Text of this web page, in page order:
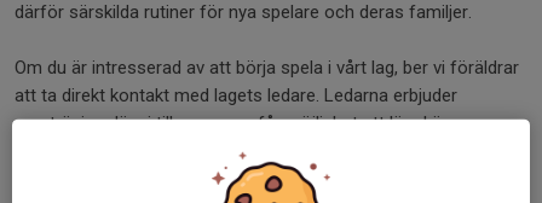
därför särskilda rutiner för nya spelare och deras familjer.
Om du är intresserad av att börja spela i vårt lag, ber vi föräldrar
att ta direkt kontakt med lagets ledare. Ledarna erbjuder
provträning där vi tillsammans får möjlighet att lära känna
spelaren och bedöma om spelaren passar i laget. Efter
provträningen fattar ledarna beslut om eventuell plats i laget.